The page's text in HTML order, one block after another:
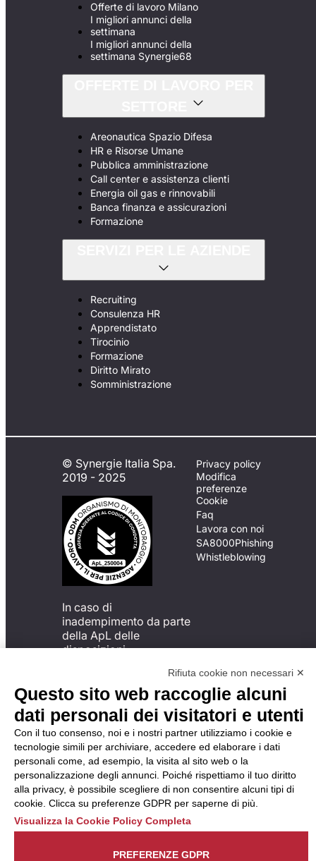
Offerte di lavoro Milano
I migliori annunci della
settimana
I migliori annunci della
settimana Synergie68
Areonautica Spazio Difesa
HR e Risorse Umane
Pubblica amministrazione
Call center e assistenza clienti
Energia oil gas e rinnovabili
Banca finanza e assicurazioni
Formazione
Recruiting
Consulenza HR
Apprendistato
Tirocinio
Formazione
Diritto Mirato
Somministrazione
© Synergie Italia Spa.
2019 - 2025
In caso di
inadempimento da parte
della ApL delle
disposizioni
possibile presentare un
reclamo
all’Organismo di
Monitoraggio utilizzando
una delle modalità
descritte al seguente
indirizzo web
https://odm-
agenzielavoro.it/reclami/.
Privacy policy
Modifica
preferenze
Cookie
Faq
Lavora con noi
SA8000Phishing
Whistleblowing
Rifiuta cookie non necessari ✕
Questo sito web raccoglie alcuni
dati personali dei visitatori e utenti
Con il tuo consenso, noi e i nostri partner utilizziamo i cookie e
tecnologie simili per archiviare, accedere ed elaborare i dati
personali come, ad esempio, la visita al sito web o la
personalizzazione degli annunci. Poiché rispettiamo il tuo diritto
alla privacy, è possibile scegliere di non consentire alcuni tipi di
cookie. Clicca su preferenze GDPR per saperne di più.
Visualizza la Cookie Policy Completa
PREFERENZE GDPR